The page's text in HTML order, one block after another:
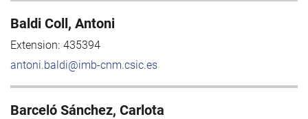
Baldi Coll, Antoni
Extension: 435394
antoni.baldi@imb-cnm.csic.es
Barceló Sánchez, Carlota